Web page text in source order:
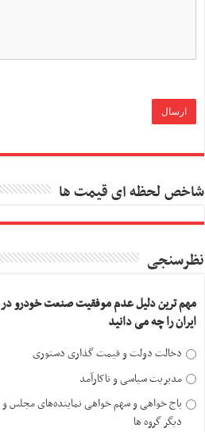
شاخص لحظه ای قیمت ها
نظرسنجی
مهم ترین دلیل عدم موفقیت صنعت خودرو در
ایران را چه می دانید
دخالت دولت و قیمت گذاری دستوری
مدیریت سیاسی و ناکارآمد
باج خواهی و سهم خواهی نماینده‌های مجلس و
دیگر گروه ها